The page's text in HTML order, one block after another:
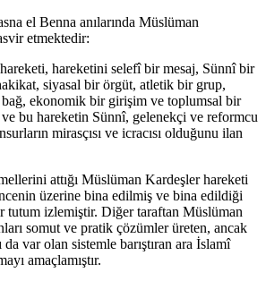
el Benna anılarında Müslüman
etmektedir:
hareketini selefî bir mesaj, Sünnî bir
siyasal bir örgüt, atletik bir grup,
ekonomik bir girişim ve toplumsal bir
bu hareketin Sünnî, gelenekçi ve reformcu
mirasçısı ve icracısı olduğunu ilan
attığı Müslüman Kardeşler hareketi
üzerine bina edilmiş ve bina edildiği
tutum izlemiştir. Diğer taraftan Müslüman
somut ve pratik çözümler üreten, ancak
var olan sistemle barıştıran ara İslamî
amaçlamıştır.